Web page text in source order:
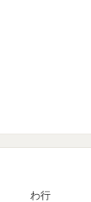
わ行